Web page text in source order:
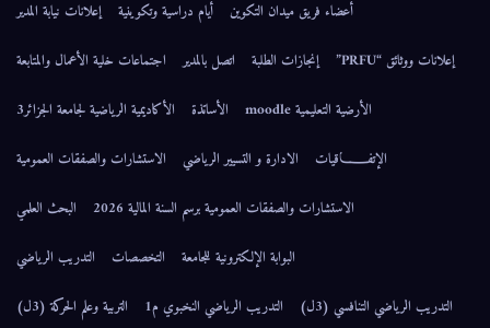
أعضاء فريق ميدان التكوين
أيام دراسية وتكوينية
إعلانات نيابة المدير
إعلانات ووثائق “PRFU”
إنجازات الطلبة اتصل بالمدير
اجتماعات خلية الأعمال والمتابعة
الأرضية التعليمية moodle
الأساتذة
الأكاديمية الرياضية لجامعة الجزائر3
الإتفــــــاقيات
الادارة و التسيير الرياضي
الاستشارات والصفقات العمومية
الاستشارات والصفقات العمومية برسم السنة المالية 2026
البحث العلمي
البوابة الإلكترونية للجامعة
التخصصات
التدريب الرياضي
التدريب الرياضي التنافسي (3ل)
التدريب الرياضي النخبوي م1
التربية وعلم الحركة (3ل)